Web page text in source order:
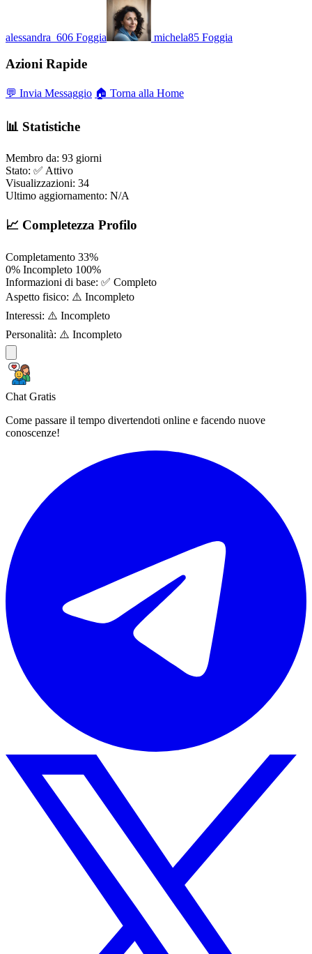
alessandra_606 Foggia michela85 Foggia
Azioni Rapide
💬 Invia Messaggio 🏠 Torna alla Home
📊 Statistiche
Membro da: 93 giorni
Stato: ✅ Attivo
Visualizzazioni: 34
Ultimo aggiornamento: N/A
📈 Completezza Profilo
Completamento 33%
0% Incompleto 100%
Informazioni di base: ✅ Completo
Aspetto fisico: ⚠️ Incompleto
Interessi: ⚠️ Incompleto
Personalità: ⚠️ Incompleto
Chat Gratis
Come passare il tempo divertendoti online e facendo nuove
conoscenze!